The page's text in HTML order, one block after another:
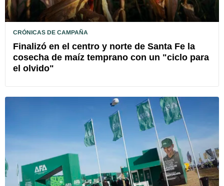
CRÓNICAS DE CAMPAÑA
Finalizó en el centro y norte de Santa Fe la
cosecha de maíz temprano con un "ciclo para
el olvido"